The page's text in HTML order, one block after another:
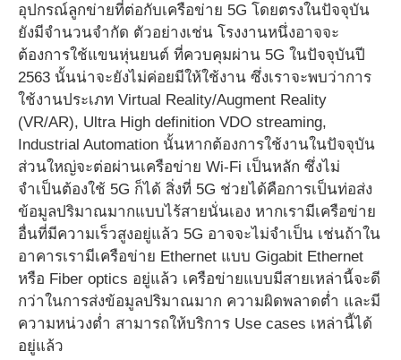
อุปกรณ์ลูกข่ายที่ต่อกับเครือข่าย 5G โดยตรงในปัจจุบัน
ยังมีจำนวนจำกัด ตัวอย่างเช่น โรงงานหนึ่งอาจจะ
ต้องการใช้แขนหุ่นยนต์ ที่ควบคุมผ่าน 5G ในปัจจุบันปี
2563 นั้นน่าจะยังไม่ค่อยมีให้ใช้งาน ซึ่งเราจะพบว่าการ
ใช้งานประเภท Virtual Reality/Augment Reality
(VR/AR), Ultra High definition VDO streaming,
Industrial Automation นั้นหากต้องการใช้งานในปัจจุบัน
ส่วนใหญ่จะต่อผ่านเครือข่าย Wi-Fi เป็นหลัก ซึ่งไม่
จำเป็นต้องใช้ 5G ก็ได้ สิ่งที่ 5G ช่วยได้คือการเป็นท่อส่ง
ข้อมูลปริมาณมากแบบไร้สายนั่นเอง หากเรามีเครือข่าย
อื่นที่มีความเร็วสูงอยู่แล้ว 5G อาจจะไม่จำเป็น เช่นถ้าใน
อาคารเรามีเครือข่าย Ethernet แบบ Gigabit Ethernet
หรือ Fiber optics อยู่แล้ว เครือข่ายแบบมีสายเหล่านี้จะดี
กว่าในการส่งข้อมูลปริมาณมาก ความผิดพลาดต่ำ และมี
ความหน่วงต่ำ สามารถให้บริการ Use cases เหล่านี้ได้
อยู่แล้ว